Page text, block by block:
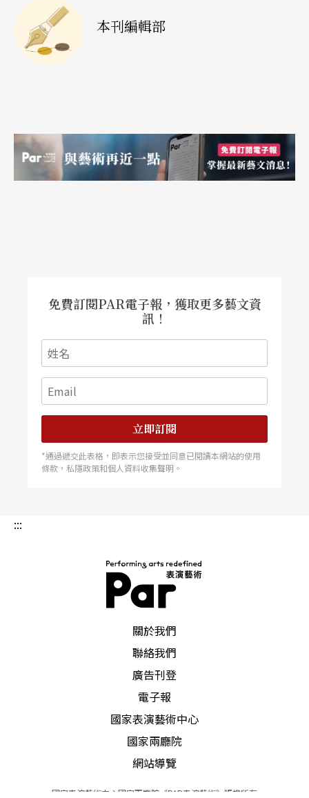
本刊編輯部
免費訂閱PAR電子報，獲取更多藝文資
訊！
立即訂閱
*通過遞交此表格，即表示您接受並同意已閱讀本網站的使用
條款，私隱政策和個人資料收集聲明。
:::
關於我們
聯絡我們
廣告刊登
電子報
國家表演藝術中心
國家兩廳院
網站導覽
國家表演藝術中心國家兩廳院《PAR表演藝術》版權所有